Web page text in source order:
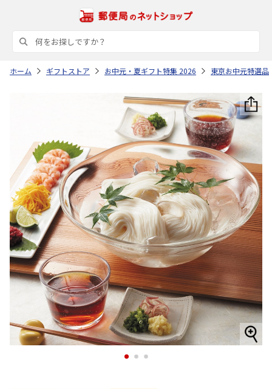
ホーム ギフトストア お中元・夏ギフト特集 2026 東京お中元特選品
1 2 3